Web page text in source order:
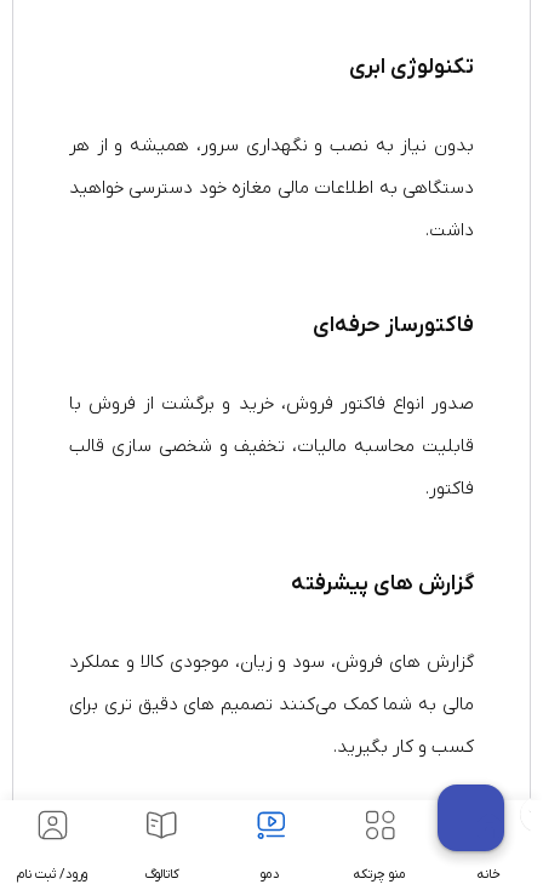
تکنولوژی ابری
بدون نیاز به نصب و نگهداری سرور، همیشه و از هر
دستگاهی به اطلاعات مالی مغازه خود دسترسی خواهید
داشت.
فاکتورساز حرفه‌ای
صدور انواع فاکتور فروش، خرید و برگشت از فروش با
قابلیت محاسبه مالیات، تخفیف و شخصی‌ سازی قالب
فاکتور.
گزارش‌ های پیشرفته
گزارش‌ های فروش، سود و زیان، موجودی کالا و عملکرد
مالی به شما کمک می‌کنند تصمیم‌ های دقیق‌ تری برای
کسب‌ و کار بگیرید.
ارتباط آنلاین با دستگاه کارتخوان
خانه منو چرتکه دمو کاتالوگ ورود/ ثبت نام